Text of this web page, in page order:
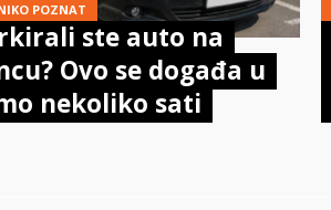
POZNAT
ste auto na
Ovo se događa u
nekoliko sati